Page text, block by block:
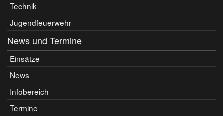
Technik
Jugendfeuerwehr
News und Termine
Einsätze
News
Infobereich
Termine